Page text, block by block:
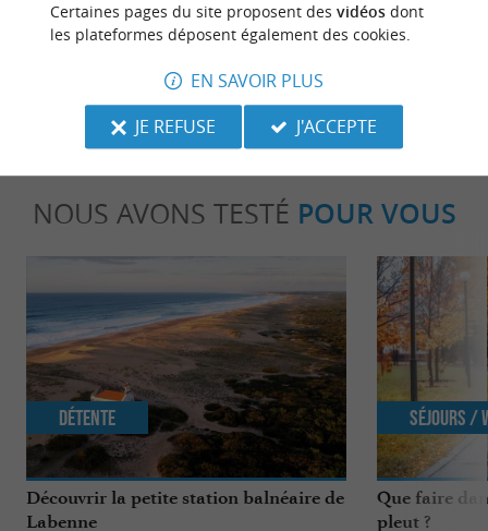
dernière mise à jour :13/11/2025 à 12:17:04
Source :Evènement proposé par un internaute
NOUS AVONS TESTÉ POUR VOUS
Découvrir la petite station balnéaire de
Labenne
Détente
Que faire
pleut ?
Séjours /
Certaines pages du site proposent des vidéosdont
les plateformes déposent également des cookies.
EN SAVOIR PLUS
JE REFUSE
J'ACCEPTE